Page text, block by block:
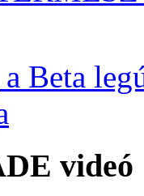
Beta
videó